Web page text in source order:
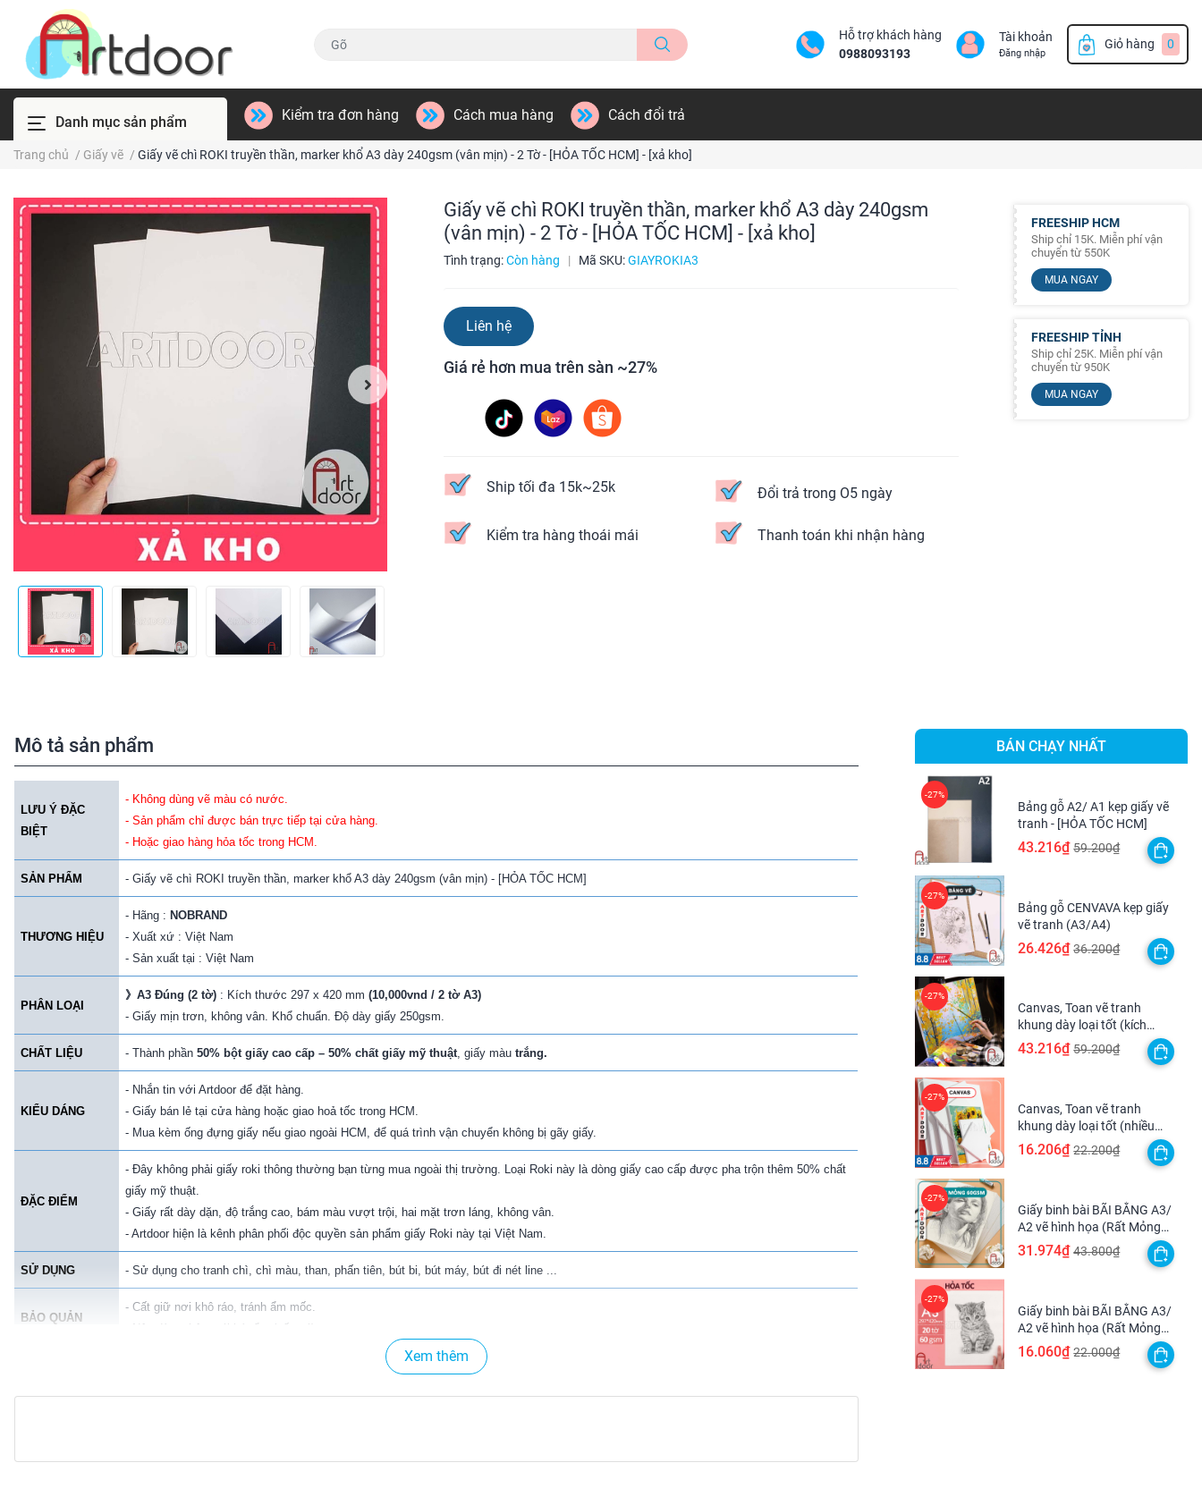
Hỗ trợ khách hàng
0988093193
Tài khoản
Đăng nhập
Giỏ hàng 0
Danh mục sản phẩm Kiểm tra đơn hàng Cách mua hàng Cách đổi trả
Trang chủ / Giấy vẽ / Giấy vẽ chì ROKI truyền thần, marker khổ A3 dày 240gsm (vân mịn) - 2 Tờ - [HỎA TỐC HCM] - [xả kho]
Giấy vẽ chì ROKI truyền thần, marker khổ A3 dày 240gsm
(vân mịn) - 2 Tờ - [HỎA TỐC HCM] - [xả kho]
Tình trạng:Còn hàng | Mã SKU:GIAYROKIA3
Liên hệ
Giá rẻ hơn mua trên sàn ~27%
Ship tối đa 15k~25k Đổi trả trong O5 ngày
Kiểm tra hàng thoái mái Thanh toán khi nhận hàng
FREESHIP HCM
Ship chỉ 15K. Miễn phí vận
chuyển từ 550K
MUA NGAY
FREESHIP TỈNH
Ship chỉ 25K. Miễn phí vận
chuyển từ 950K
MUA NGAY
Mô tả sản phẩm
LƯU Ý ĐẶC
BIỆT
- Không dùng vẽ màu có nước.
- Sản phẩm chỉ được bán trực tiếp tại cửa hàng.
- Hoặc giao hàng hỏa tốc trong HCM.
SẢN PHẨM - Giấy vẽ chì ROKI truyền thần, marker khổ A3 dày 240gsm (vân mịn) - [HỎA TỐC HCM]
THƯƠNG HIỆU
- Hãng : NOBRAND
- Xuất xứ : Việt Nam
- Sản xuất tại : Việt Nam
PHÂN LOẠI
》 A3 Đúng (2 tờ) : Kích thước 297 x 420 mm (10,000vnd / 2 tờ A3)
- Giấy mịn trơn, không vân. Khổ chuẩn. Độ dày giấy 250gsm.
CHẤT LIỆU - Thành phần 50% bột giấy cao cấp – 50% chất giấy mỹ thuật, giấy màu trắng.
KIỂU DÁNG
- Nhắn tin với Artdoor để đặt hàng.
- Giấy bán lẻ tại cửa hàng hoặc giao hoả tốc trong HCM.
- Mua kèm ống đựng giấy nếu giao ngoài HCM, để quá trình vận chuyển không bị gãy giấy.
ĐẶC ĐIỂM
- Đây không phải giấy roki thông thường bạn từng mua ngoài thị trường. Loại Roki này là dòng giấy cao cấp được pha trộn thêm 50% chất
giấy mỹ thuật.
- Giấy rất dày dặn, độ trắng cao, bám màu vượt trội, hai mặt trơn láng, không vân.
- Artdoor hiện là kênh phân phối độc quyền sản phẩm giấy Roki này tại Việt Nam.
SỬ DỤNG - Sử dụng cho tranh chì, chì màu, than, phấn tiên, bút bi, bút máy, bút đi nét line ...
BẢO QUẢN
- Cất giữ nơi khô ráo, tránh ẩm mốc.
- Nên dùng thêm gói hút ẩm (nếu có).
Xem thêm
BÁN CHẠY NHẤT
Bảng gỗ A2/ A1 kẹp giấy vẽ
tranh - [HỎA TỐC HCM]
43.216₫ 59.200₫
Bảng gỗ CENVAVA kẹp giấy
vẽ tranh (A3/A4)
26.426₫ 36.200₫
Canvas, Toan vẽ tranh
khung dày loại tốt (kích
thước lớn) - [HỎA TỐC HCM]
43.216₫ 59.200₫
Canvas, Toan vẽ tranh
khung dày loại tốt (nhiều
kích thước)
16.206₫ 22.200₫
Giấy binh bài BÃI BẰNG A3/
A2 vẽ hình họa (Rất Mỏng
60gsm) vẽ nháp sau đó scan
31.974₫ 43.800₫
Giấy binh bài BÃI BẰNG A3/
A2 vẽ hình họa (Rất Mỏng
60gsm) vẽ nháp sau đó scan
lại - [HỎA TỐC HCM]
16.060₫ 22.000₫